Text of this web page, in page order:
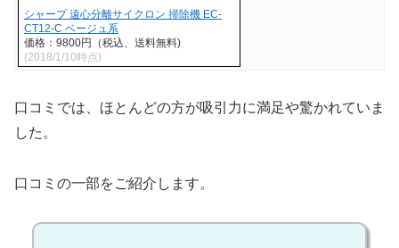
シャープ 遠心分離サイクロン 掃除機 EC-
CT12-C ベージュ系
価格：9800円（税込、送料無料)
(2018/1/10時点)
口コミでは、ほとんどの方が吸引力に満足や驚かれていま
した。
口コミの一部をご紹介します。